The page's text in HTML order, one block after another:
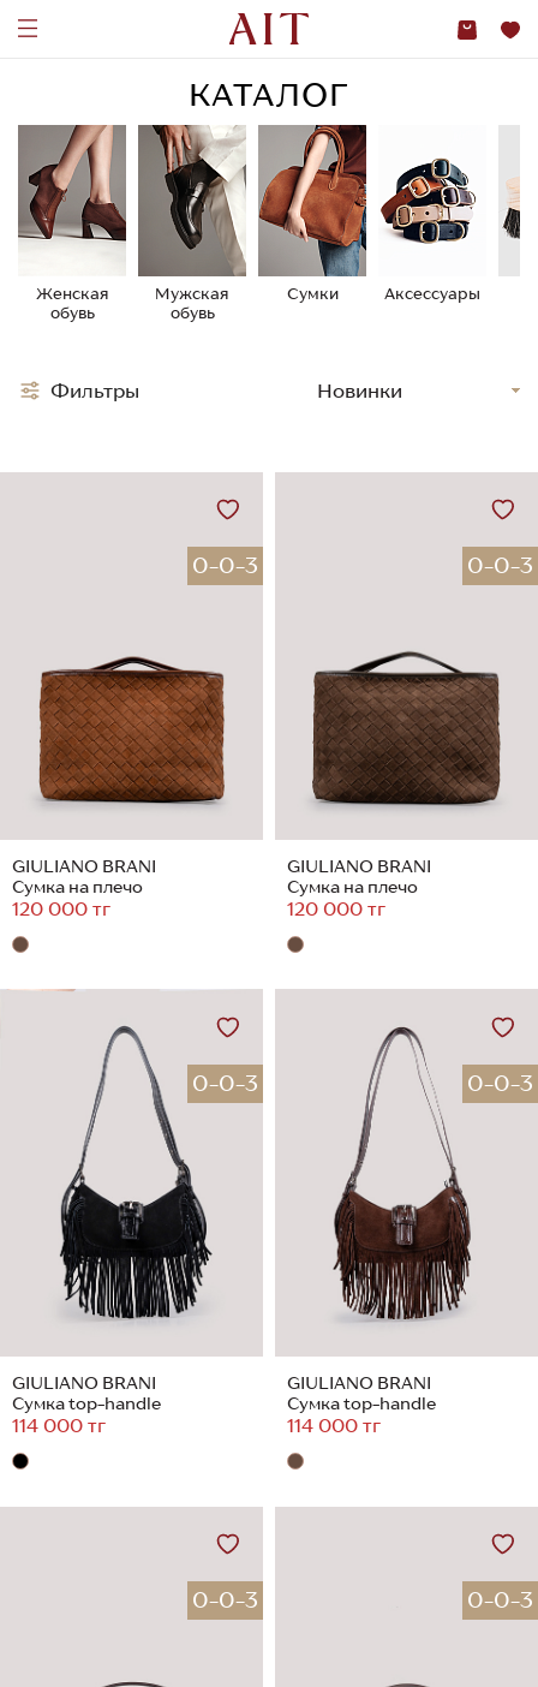
КАТАЛОГ
Женская
обувь
Мужская
обувь
Сумки Аксессуары
0-0-3
GIULIANO BRANI
Сумка на плечо
120 000 тг
0-0-3
GIULIANO BRANI
Сумка на плечо
120 000 тг
0-0-3
GIULIANO BRANI
Сумка top-handle
114 000 тг
0-0-3
GIULIANO BRANI
Сумка top-handle
114 000 тг
0-0-3 0-0-3
Фильтры